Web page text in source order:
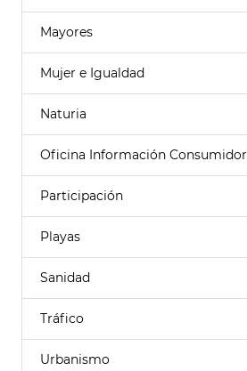
Mayores
Mujer e Igualdad
Naturia
Oficina Información Consumidor
Participación
Playas
Sanidad
Tráfico
Urbanismo